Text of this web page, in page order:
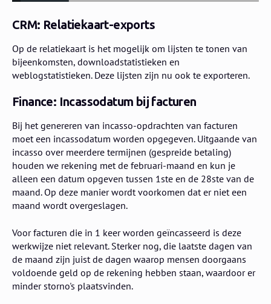
CRM: Relatiekaart-exports
Op de relatiekaart is het mogelijk om lijsten te tonen van
bijeenkomsten, downloadstatistieken en
weblogstatistieken. Deze lijsten zijn nu ook te exporteren.
Finance: Incassodatum bij facturen
Bij het genereren van incasso-opdrachten van facturen
moet een incassodatum worden opgegeven. Uitgaande van
incasso over meerdere termijnen (gespreide betaling)
houden we rekening met de februari-maand en kun je
alleen een datum opgeven tussen 1ste en de 28ste van de
maand. Op deze manier wordt voorkomen dat er niet een
maand wordt overgeslagen.
Voor facturen die in 1 keer worden geïncasseerd is deze
werkwijze niet relevant. Sterker nog, die laatste dagen van
de maand zijn juist de dagen waarop mensen doorgaans
voldoende geld op de rekening hebben staan, waardoor er
minder storno's plaatsvinden.